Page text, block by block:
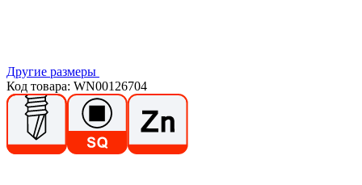
Другие размеры
Код товара: WN00126704